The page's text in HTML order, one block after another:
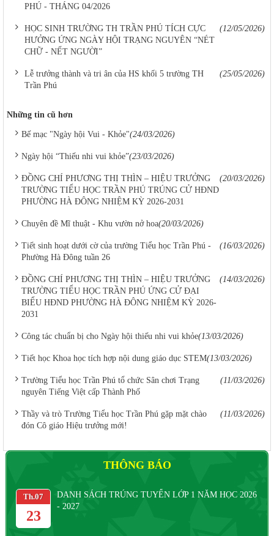
PHÚ - THÁNG 04/2026
HỌC SINH TRƯỜNG TH TRẦN PHÚ TÍCH CỰC
HƯỞNG ỨNG NGÀY HỘI TRẠNG NGUYÊN “NÉT
CHỮ - NẾT NGƯỜI”
(12/05/2026)
Lễ trưởng thành và tri ân của HS khối 5 trường TH
Trần Phú
(25/05/2026)
Những tin cũ hơn
Bế mạc "Ngày hội Vui - Khỏe"(24/03/2026)
Ngày hội “Thiếu nhi vui khỏe”(23/03/2026)
ĐỒNG CHÍ PHƯƠNG THỊ THÌN – HIỆU TRƯỞNG
TRƯỜNG TIỂU HỌC TRẦN PHÚ TRÚNG CỬ HĐND
PHƯỜNG HÀ ĐÔNG NHIỆM KỲ 2026-2031
(20/03/2026)
Chuyên đề Mĩ thuật - Khu vườn nở hoa(20/03/2026)
Tiết sinh hoạt dưới cờ của trường Tiểu học Trần Phú -
Phường Hà Đông tuần 26
(16/03/2026)
ĐỒNG CHÍ PHƯƠNG THỊ THÌN – HIỆU TRƯỞNG
TRƯỜNG TIỂU HỌC TRẦN PHÚ ỨNG CỬ ĐẠI
BIỂU HĐND PHƯỜNG HÀ ĐÔNG NHIỆM KỲ 2026-
2031
(14/03/2026)
Công tác chuẩn bị cho Ngày hội thiếu nhi vui khỏe(13/03/2026)
Tiết học Khoa học tích hợp nội dung giáo dục STEM(13/03/2026)
Trường Tiểu học Trần Phú tổ chức Sân chơi Trạng
nguyên Tiếng Việt cấp Thành Phố
(11/03/2026)
Thầy và trò Trường Tiểu học Trần Phú gặp mặt chào
đón Cô giáo Hiệu trưởng mới!
(11/03/2026)
THÔNG BÁO
Th.07
23
DANH SÁCH TRÚNG TUYỂN LỚP 1 NĂM HỌC 2026
- 2027